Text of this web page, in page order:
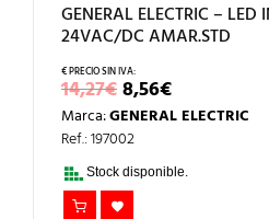
GENERAL ELECTRIC – LED
24VAC/DC AMAR.STD
14,27€EL
PRECIO
ORIGINAL
ERA:
14,27€.
8,56€EL
PRECIO
ACTUAL
8,56€.
Marca:GENERAL ELECTRIC
Ref.: 197002
Stock disponible.